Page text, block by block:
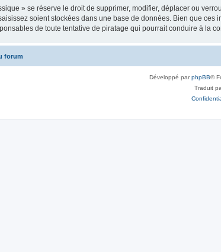
» se réserve le droit de supprimer, modifier, déplacer ou
soient stockées dans une base de données. Bien que
de toute tentative de piratage qui pourrait conduire à la
forum
Développé parphpBB®
Traduit